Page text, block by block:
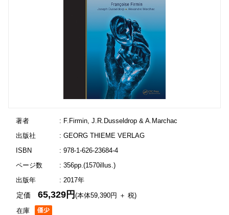
著者
: F.Firmin, J.R.Dusseldrop & A.Marchac
出版社
: GEORG THIEME VERLAG
ISBN
: 978-1-626-23684-4
ページ数
: 356pp.(1570illus.)
出版年
: 2017年
在庫
定価65,329円(本体59,390円 ＋ 税)